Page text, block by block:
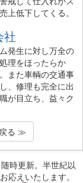
上低下してくる。
社
発生に対し万全の
理をほったらか
また車輌の交通事
、修理も完全に出
が目立ち、益々ク
る ≫
時更新。半世紀以
応えいたします。